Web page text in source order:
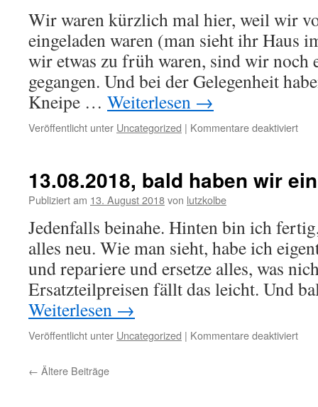
Wir waren kürzlich mal hier, weil wir
eingeladen waren (man sieht ihr Haus
wir etwas zu früh waren, sind wir noch
gegangen. Und bei der Gelegenheit
Kneipe … Weiterlesen →
Veröffentlicht unter Uncategorized | Kommentare deaktiviertfür
13.08.2018, bald haben wir
Publiziert am 13. August 2018von lutzkolbe
Jedenfalls beinahe. Hinten bin ich
alles neu. Wie man sieht, habe ich
und repariere und ersetze alles, was
Ersatzteilpreisen fällt das leicht. Und
Weiterlesen →
Veröffentlicht unter Uncategorized | Kommentare deaktiviertfür
← Ältere Beiträge